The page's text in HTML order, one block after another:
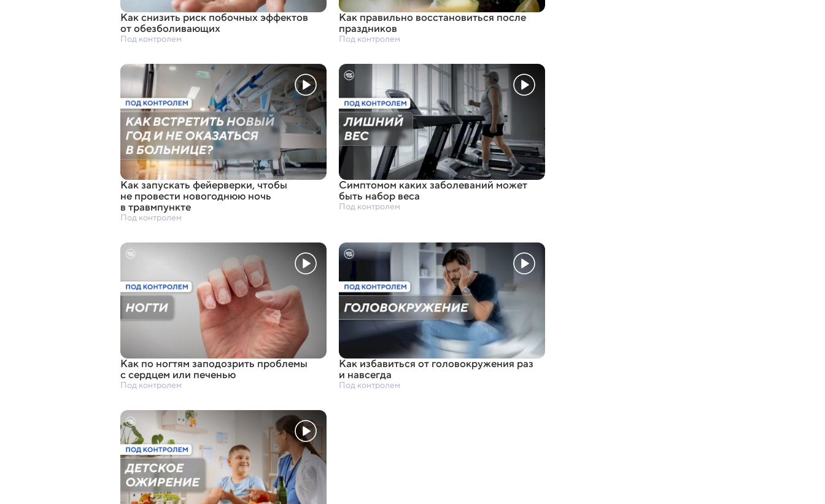
Как снизить риск побочных эффектов
от обезболивающих
Под контролем
Как правильно восстановиться после
праздников
Под контролем
Как запускать фейерверки,чтобы
не провести новогоднюю ночь
в травмпункте
Под контролем
Симптомом каких заболеваний может
быть набор веса
Под контролем
Как по ногтям заподозрить проблемы
с сердцем или печенью
Под контролем
Как избавиться от головокружения раз
и навсегда
Под контролем